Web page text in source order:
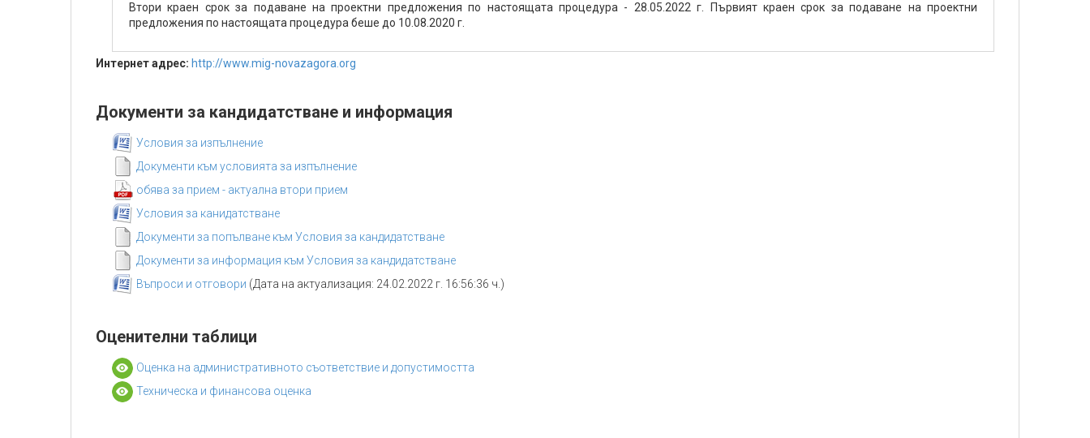
Втори краен срок за подаване на проектни предложения по настоящата процедура - 28.05.2022 г. Първият краен срок за подаване на проектни
предложения по настоящата процедура беше до 10.08.2020 г.
Интернет адрес: http://www.mig-novazagora.org
Документи за кандидатстване и информация
Условия за изпълнение
Документи към условията за изпълнение
обява за прием - актуална втори прием
Условия за канидатстване
Документи за попълване към Условия за кандидатстване
Документи за информация към Условия за кандидатстване
Въпроси и отговори (Дата на актуализация: 24.02.2022 г. 16:56:36 ч.)
Оценителни таблици
Оценка на административното съответствие и допустимостта
Техническа и финансова оценка